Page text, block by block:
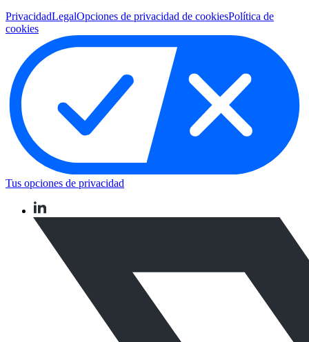
PrivacidadLegalOpciones de privacidad de cookiesPolítica de
cookies
Tus opciones de privacidad